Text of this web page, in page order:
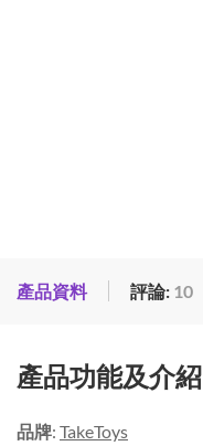
產品資料 評論: 10
產品功能及介紹
品牌: TakeToys